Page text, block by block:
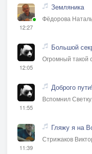
12:27
Земляника
Фёдорова
12:05
Большой
Огромный такой
11:55
Доброго пути!
Вспомнил
11:39
Гляжу я на
Стрижаков